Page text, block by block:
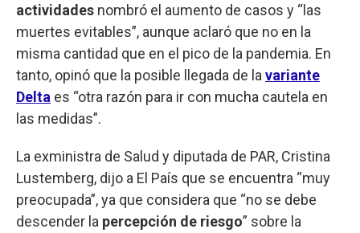
actividades nombró el aumento de casos y “las
muertes evitables”, aunque aclaró que no en la
misma cantidad que en el pico de la pandemia. En
tanto, opinó que la posible llegada de la variante
Delta es “otra razón para ir con mucha cautela en
las medidas”.
La exministra de Salud y diputada de PAR, Cristina
Lustemberg, dijo a El País que se encuentra “muy
preocupada”, ya que considera que “no se debe
descender la percepción de riesgo” sobre la